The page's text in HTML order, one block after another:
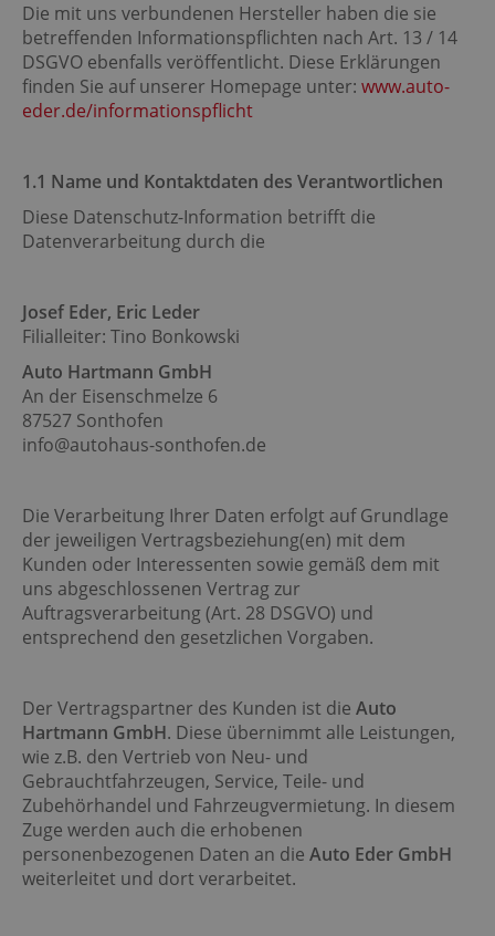
Die mit uns verbundenen Hersteller haben die sie
betreffenden Informationspflichten nach Art. 13 / 14
DSGVO ebenfalls veröffentlicht. Diese Erklärungen
finden Sie auf unserer Homepage unter: www.auto-
eder.de/informationspflicht
1.1 Name und Kontaktdaten des Verantwortlichen
Diese Datenschutz-Information betrifft die
Datenverarbeitung durch die
Josef Eder, Eric Leder
Filialleiter: Tino Bonkowski
Auto Hartmann GmbH
An der Eisenschmelze 6
87527 Sonthofen
info@autohaus-sonthofen.de
Die Verarbeitung Ihrer Daten erfolgt auf Grundlage
der jeweiligen Vertragsbeziehung(en) mit dem
Kunden oder Interessenten sowie gemäß dem mit
uns abgeschlossenen Vertrag zur
Auftragsverarbeitung (Art. 28 DSGVO) und
entsprechend den gesetzlichen Vorgaben.
Der Vertragspartner des Kunden ist die Auto
Hartmann GmbH. Diese übernimmt alle Leistungen,
wie z.B. den Vertrieb von Neu- und
Gebrauchtfahrzeugen, Service, Teile- und
Zubehörhandel und Fahrzeugvermietung. In diesem
Zuge werden auch die erhobenen
personenbezogenen Daten an die Auto Eder GmbH
weiterleitet und dort verarbeitet.